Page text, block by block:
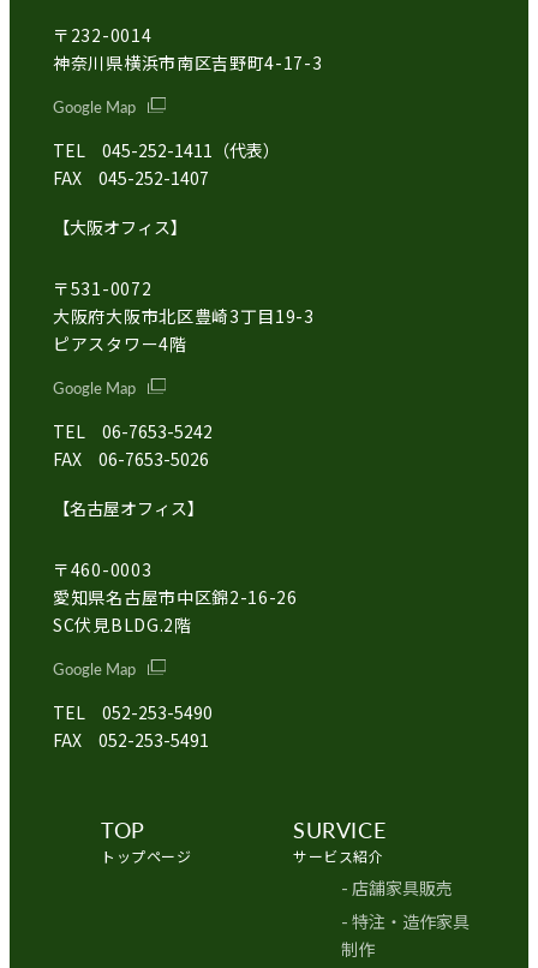
〒232-0014
神奈川県横浜市南区吉野町4-17-3
Google Map
TEL 045-252-1411（代表）
FAX 045-252-1407
【大阪オフィス】
〒531-0072
大阪府大阪市北区豊崎3丁目19-3
ピアスタワー4階
Google Map
TEL 06-7653-5242
FAX 06-7653-5026
【名古屋オフィス】
〒460-0003
愛知県名古屋市中区錦2-16-26
SC伏見BLDG.2階
Google Map
TEL 052-253-5490
FAX 052-253-5491
TOP
トップページ
SURVICE
サービス紹介
- 店舗家具販売
- 特注・造作家具
制作